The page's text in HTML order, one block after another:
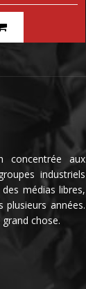
concentrée aux
industriels
médias libres,
plusieurs années.
chose.